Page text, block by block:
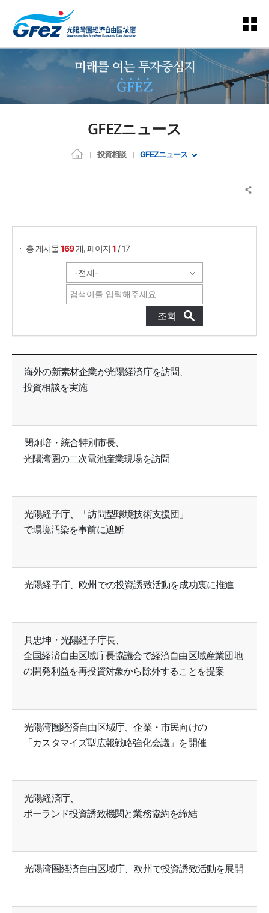
GFEZニュース
投資相談 GFEZニュース
총 게시물169 개,페이지1 / 17
GFEZニュース 목록으로 번호, 제목, 작성자, 조회수, 등록일, 첨부파일로 나열 되고 있습니다.
海外の新素材企業が光陽経済庁を訪問、
投資相談を実施
閔炯培・統合特別市長、
光陽湾圏の二次電池産業現場を訪問
光陽経子庁、「訪問型環境技術支援団」
で環境汚染を事前に遮断
光陽経子庁、欧州での投資誘致活動を成功裏に推進
具忠坤・光陽経子庁長、
全国経済自由区域庁長協議会で経済自由区域産業団地
の開発利益を再投資対象から除外することを提案
光陽湾圏経済自由区域庁、企業・市民向けの
「カスタマイズ型広報戦略強化会議」を開催
光陽経済庁、
ポーランド投資誘致機関と業務協約を締結
光陽湾圏経済自由区域庁、欧州で投資誘致活動を展開